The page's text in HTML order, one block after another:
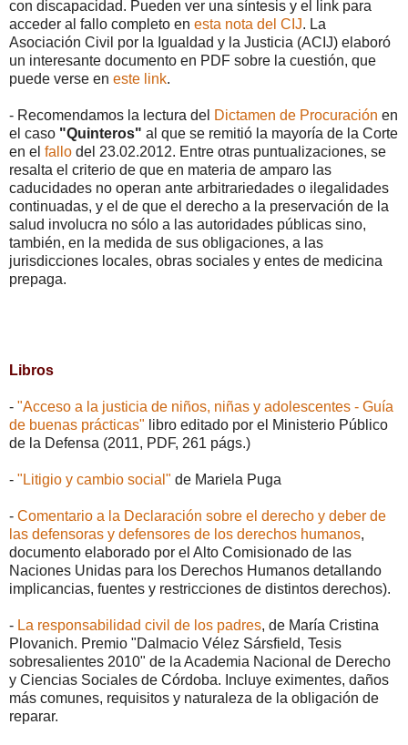
con discapacidad. Pueden ver una síntesis y el link para
acceder al fallo completo en esta nota del CIJ. La
Asociación Civil por la Igualdad y la Justicia (ACIJ) elaboró
un interesante documento en PDF sobre la cuestión, que
puede verse en este link.
- Recomendamos la lectura del Dictamen de Procuración en
el caso "Quinteros" al que se remitió la mayoría de la Corte
en el fallo del 23.02.2012. Entre otras puntualizaciones, se
resalta el criterio de que en materia de amparo las
caducidades no operan ante arbitrariedades o ilegalidades
continuadas, y el de que el derecho a la preservación de la
salud involucra no sólo a las autoridades públicas sino,
también, en la medida de sus obligaciones, a las
jurisdicciones locales, obras sociales y entes de medicina
prepaga.
Libros
- "Acceso a la justicia de niños, niñas y adolescentes - Guía
de buenas prácticas" libro editado por el Ministerio Público
de la Defensa (2011, PDF, 261 págs.)
- "Litigio y cambio social" de Mariela Puga
- Comentario a la Declaración sobre el derecho y deber de
las defensoras y defensores de los derechos humanos,
documento elaborado por el Alto Comisionado de las
Naciones Unidas para los Derechos Humanos detallando
implicancias, fuentes y restricciones de distintos derechos).
- La responsabilidad civil de los padres, de María Cristina
Plovanich. Premio "Dalmacio Vélez Sársfield, Tesis
sobresalientes 2010" de la Academia Nacional de Derecho
y Ciencias Sociales de Córdoba. Incluye eximentes, daños
más comunes, requisitos y naturaleza de la obligación de
reparar.